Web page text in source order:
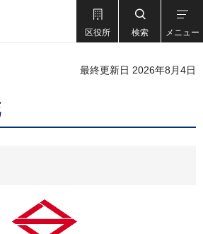
区役所 検索 メニュー
最終更新日 2026年8月4日